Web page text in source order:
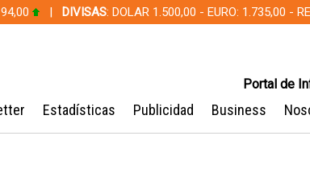
| DIVISAS: DOLAR 1.500,00 - EURO: 1.735,00 -
Portal de
Estadísticas Publicidad Business